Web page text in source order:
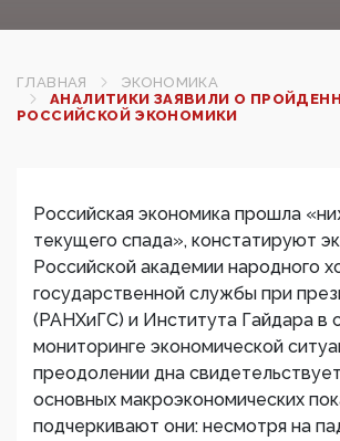
ГЛАВНАЯ
ЭКОНОМИКА
АНАЛИТИКИ ЗАЯВИЛИ О
РОССИЙСКОЙ ЭКОНОМИКИ
Российская экономика прошла
текущего спада», констатируют
Российской академии народного
государственной службы при
(РАНХиГС) и Института Гайдара в
мониторинге экономической
преодолении дна
основных макроэкономических
подчеркивают они: несмотря на